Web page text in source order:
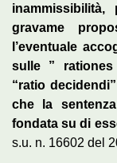
gravame
l’eventuale
sulle ”
“ratio
che la
fondata su di
s.u. n. 16602 del